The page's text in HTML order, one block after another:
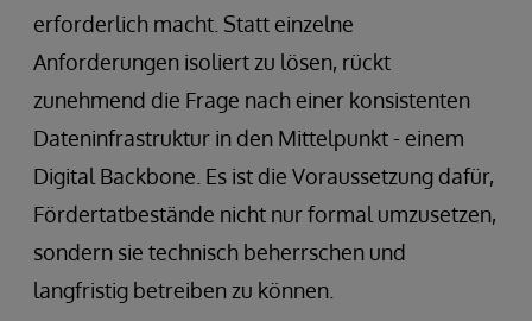
erforderlich macht. Statt einzelne
Anforderungen isoliert zu lösen, rückt
zunehmend die Frage nach einer konsistenten
Dateninfrastruktur in den Mittelpunkt - einem
Digital Backbone. Es ist die Voraussetzung dafür,
Fördertatbestände nicht nur formal umzusetzen,
sondern sie technisch beherrschen und
langfristig betreiben zu können.